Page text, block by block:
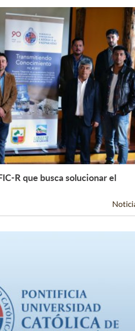
Leer Más +
R que busca solucionar el